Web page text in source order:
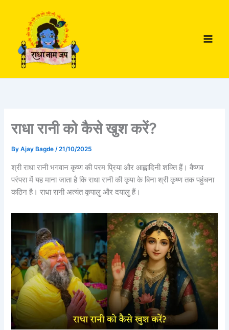
content
राधा रानी को कैसे खुश करें?
ByAjay Bagde/21/10/2025
श्री राधा रानी भगवान कृष्ण की परम प्रिया और आह्लादिनी शक्ति हैं। वैष्णव
परंपरा में यह माना जाता है कि राधा रानी की कृपा के बिना श्री कृष्ण तक पहुंचना
कठिन है। राधा रानी अत्यंत कृपालु और दयालु हैं।